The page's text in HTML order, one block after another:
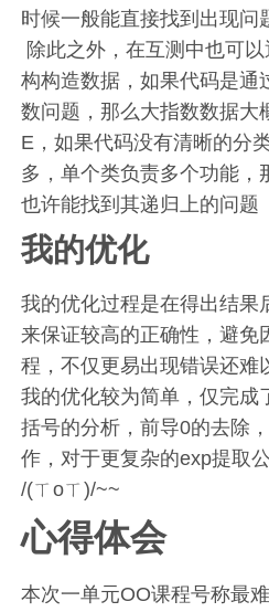
时候一般能直接找到出现问
除此之外，在互测中也可
构构造数据，如果代码是通
数问题，那么大指数数据大
E，如果代码没有清晰的分
多，单个类负责多个功能，
也许能找到其递归上的问题
我的优化
我的优化过程是在得出结果
来保证较高的正确性，避免
程，不仅更易出现错误还难
我的优化较为简单，仅完成
括号的分析，前导0的去除
作，对于更复杂的exp提取
/(ㄒoㄒ)/~~
心得体会
本次一单元OO课程号称最